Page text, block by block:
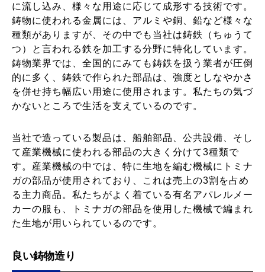
に流し込み、様々な用途に応じて成形する技術です。
鋳物に使われる金属には、アルミや銅、鉛など様々な
種類がありますが、その中でも当社は鋳鉄（ちゅうて
つ）と言われる鉄を加工する分野に特化しています。
鋳物業界では、全国的にみても鋳鉄を扱う業者が圧倒
的に多く、鋳鉄で作られた部品は、強度としなやかさ
を併せ持ち幅広い用途に使用されます。私たちの気づ
かないところで生活を支えているのです。
当社で造っている製品は、船舶部品、公共設備、そし
て産業機械に使われる部品の大きく分けて3種類で
す。産業機械の中では、特に生地を編む機械にトミナ
ガの部品が使用されており、これは売上の3割を占め
る主力商品。私たちがよく着ている有名アパレルメー
カーの服も、トミナガの部品を使用した機械で編まれ
た生地が用いられているのです。
良い鋳物造り